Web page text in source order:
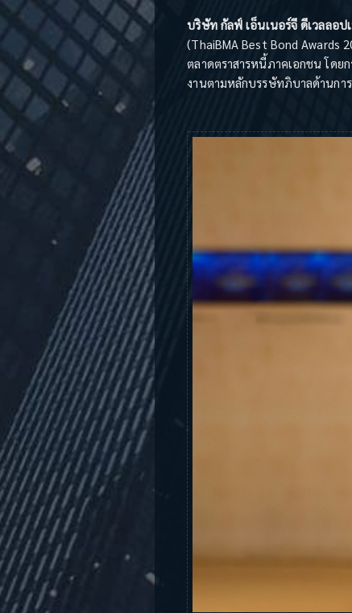
บริษัท กัลฟ์ เอ็นเนอร์จี ดีเวลลอ
(ThaiBMA Best Bond Awards
ตลาดตราสารหนี้ภาคเอกชน โดย
งานตามหลักบรรษัทภิบาลด้านกา